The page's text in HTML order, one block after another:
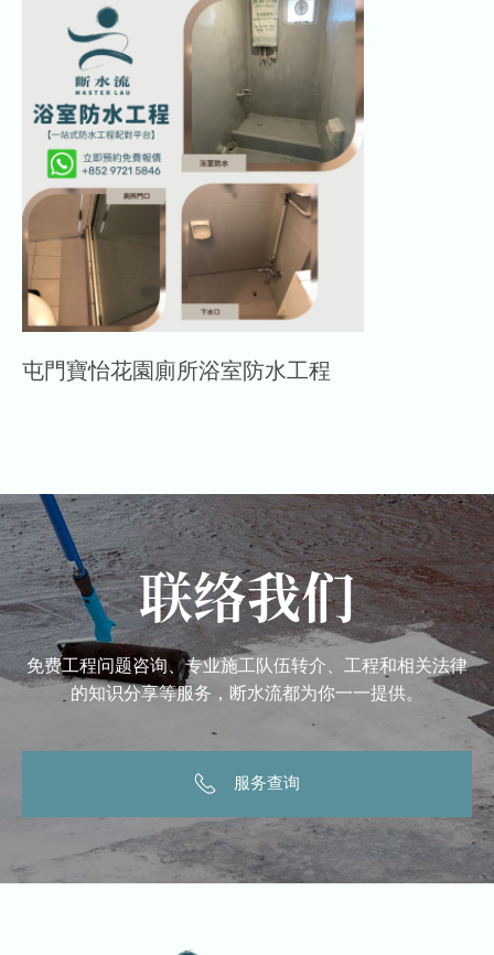
屯門寶怡花園廁所浴室防水工程
联络我们
免费工程问题咨询、专业施工队伍转介、工程和相关法律
的知识分享等服务，断水流都为你一一提供。
服务查询